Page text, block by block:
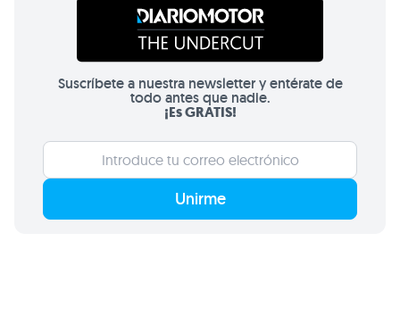
Suscríbete a nuestra newsletter y entérate de
todo antes que nadie.
¡Es GRATIS!
Unirme